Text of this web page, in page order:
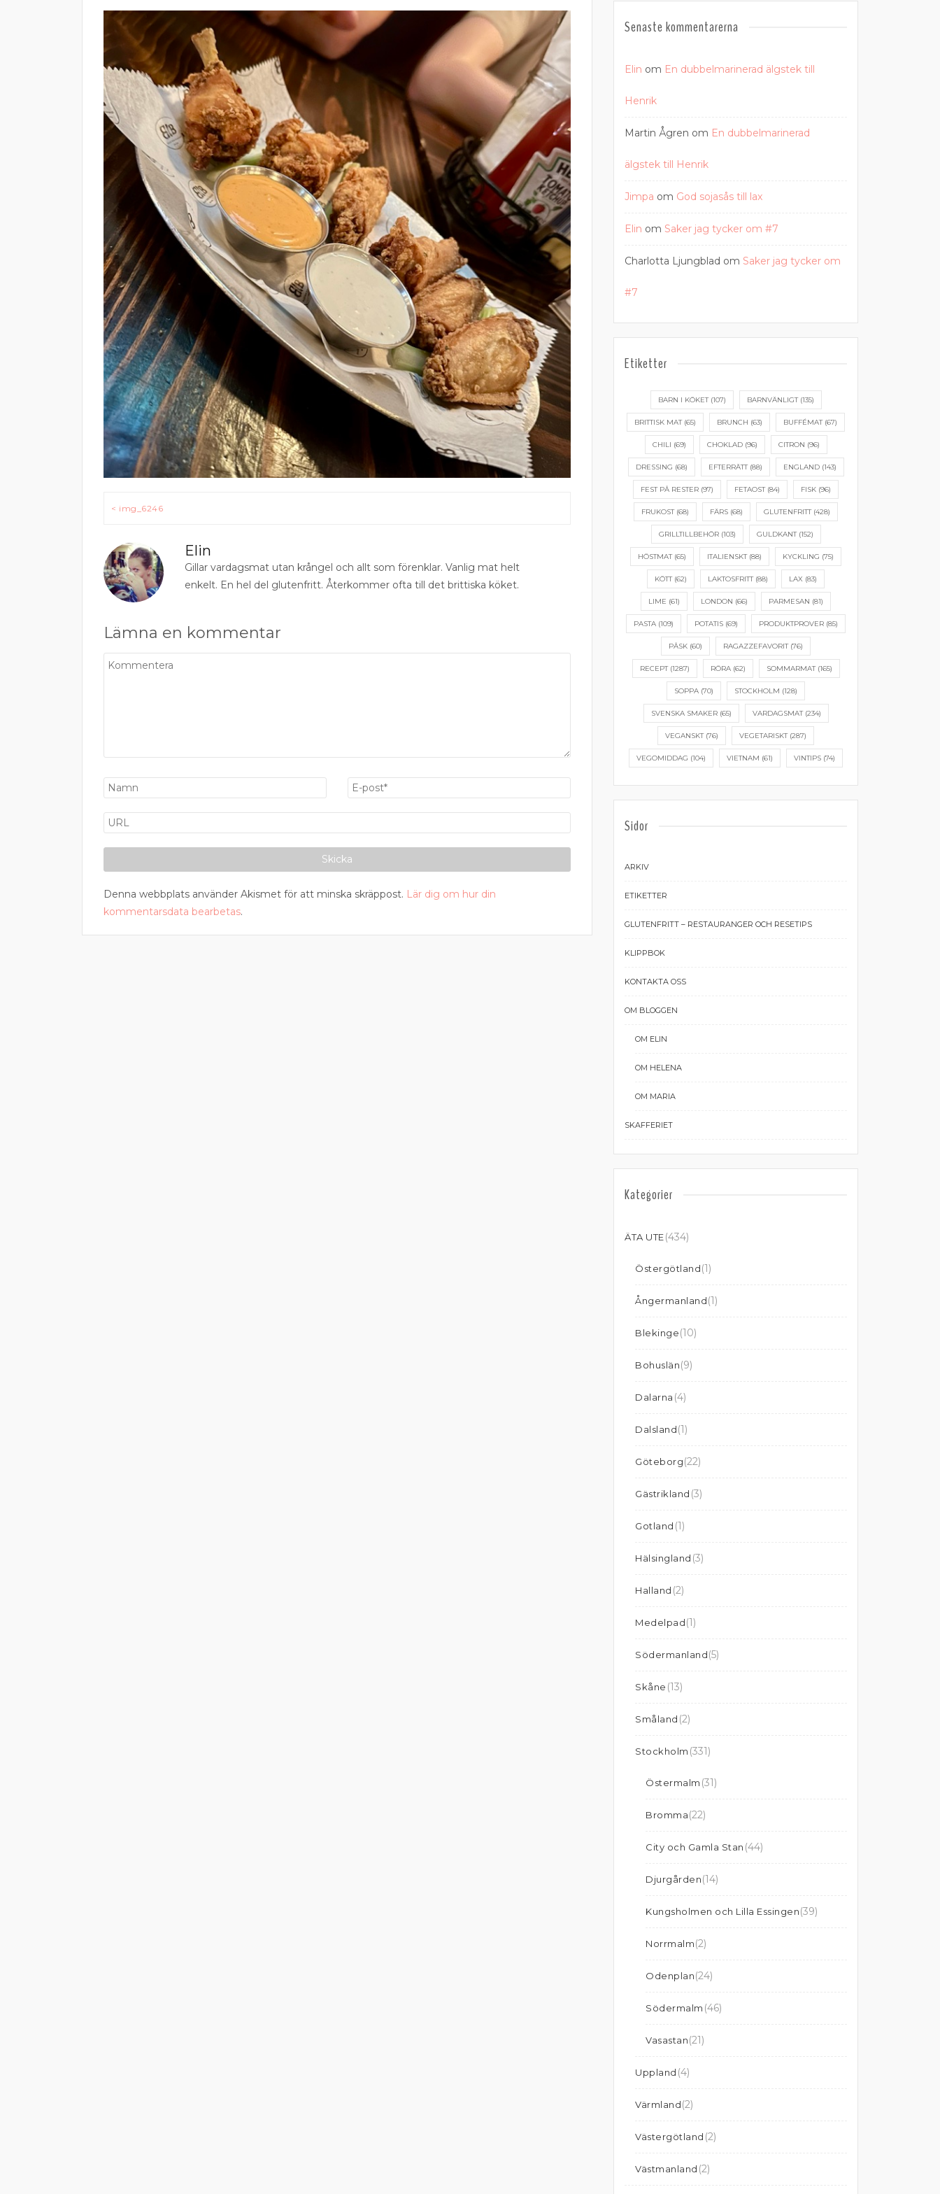
Inläggsnavigering
< img_6246
Elin
Gillar vardagsmat utan krångel och allt som förenklar. Vanlig mat helt
enkelt. En hel del glutenfritt. Återkommer ofta till det brittiska köket.
Lämna en kommentar
Denna webbplats använder Akismet för att minska skräppost. Lär dig om hur din
kommentarsdata bearbetas.
Senaste kommentarerna
Elin om En dubbelmarinerad älgstek till
Henrik
Martin Ågren om En dubbelmarinerad
älgstek till Henrik
Jimpa om God sojasås till lax
Elin om Saker jag tycker om #7
Charlotta Ljungblad om Saker jag tycker om
#7
Etiketter
BARN I KÖKET(107) BARNVÄNLIGT(135)
BRITTISK MAT(65) BRUNCH (63) BUFFÉMAT(67)
CHILI (69) CHOKLAD(96) CITRON (96)
DRESSING (68) EFTERRÄTT(88) ENGLAND(143)
FEST PÅ RESTER (97) FETAOST(84) FISK (96)
FRUKOST(68) FÄRS (68) GLUTENFRITT(428)
GRILLTILLBEHÖR(103) GULDKANT(152)
HÖSTMAT(65) ITALIENSKT(88) KYCKLING (75)
KÖTT(62) LAKTOSFRITT(88) LAX (83)
LIME (61) LONDON (66) PARMESAN (81)
PASTA (109) POTATIS (69) PRODUKTPROVER (85)
PÅSK (60) RAGAZZEFAVORIT(76)
RECEPT(1287) RÖRA(62) SOMMARMAT(165)
SOPPA (70) STOCKHOLM (128)
SVENSKA SMAKER(65) VARDAGSMAT(234)
VEGANSKT(76) VEGETARISKT(287)
VEGOMIDDAG (104) VIETNAM (61) VINTIPS (74)
Sidor
ARKIV
ETIKETTER
GLUTENFRITT – RESTAURANGER OCH RESETIPS
KLIPPBOK
KONTAKTA OSS
OM BLOGGEN
OM ELIN
OM HELENA
OM MARIA
SKAFFERIET
Kategorier
ÄTA UTE(434)
Östergötland(1)
Ångermanland(1)
Blekinge(10)
Bohuslän(9)
Dalarna (4)
Dalsland(1)
Göteborg(22)
Gästrikland (3)
Gotland (1)
Hälsingland (3)
Halland (2)
Medelpad(1)
Södermanland(5)
Skåne (13)
Småland (2)
Stockholm (331)
Östermalm (31)
Bromma(22)
City och Gamla Stan (44)
Djurgården(14)
Kungsholmen och Lilla Essingen(39)
Norrmalm(2)
Odenplan(24)
Södermalm (46)
Vasastan(21)
Uppland (4)
Värmland(2)
Västergötland (2)
Västmanland (2)